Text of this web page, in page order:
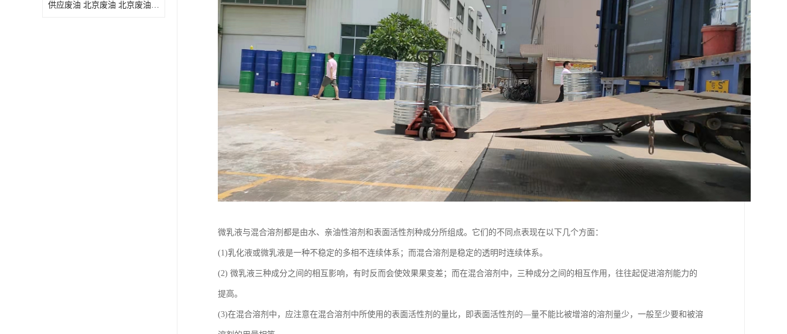
供应废油 北京废油 北京废油回收 废油收购
微乳液与混合溶剂都是由水、亲油性溶剂和表面活性剂种成分所组成。它们的不同点表现在以下几个方面：
(1)乳化液或微乳液是一种不稳定的多相不连续体系；而混合溶剂是稳定的透明时连续体系。
(2) 微乳液三种成分之间的相互影响，有时反而会使效果果变差；而在混合溶剂中，三种成分之间的相互作用，往往起促进溶剂能力的
提高。
(3)在混合溶剂中，应注意在混合溶剂中所使用的表面活性剂的量比，即表面活性剂的—量不能比被增溶的溶剂量少，一般至少要和被溶